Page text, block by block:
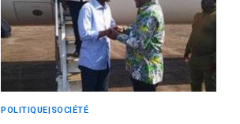
POLITIQUE|SOCIÉTÉ